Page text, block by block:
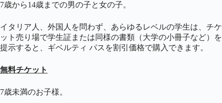
7歳から14歳までの男の子と女の子。
イタリア人、外国人を問わず、あらゆるレベルの学生は、チケ
ット売り場で学生証または同様の書類（大学の小冊子など）を
提示すると、ギベルティ パスを割引価格で購入できます。
無料チケット
7歳未満のお子様。